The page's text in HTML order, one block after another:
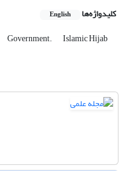
کلیدواژه‌ها English
Government. Islamic Hijab